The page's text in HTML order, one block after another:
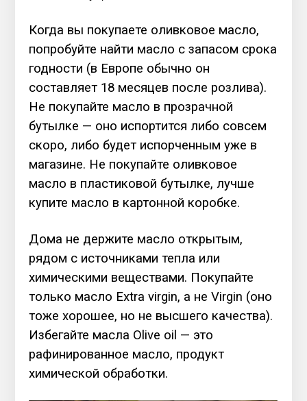
Когда вы покупаете оливковое масло,
попробуйте найти масло с запасом срока
годности (в Европе обычно он
составляет 18 месяцев после розлива).
Не покупайте масло в прозрачной
бутылке — оно испортится либо совсем
скоро, либо будет испорченным уже в
магазине. Не покупайте оливковое
масло в пластиковой бутылке, лучше
купите масло в картонной коробке.
Дома не держите масло открытым,
рядом с источниками тепла или
химическими веществами. Покупайте
только масло Extra virgin, а не Virgin (оно
тоже хорошее, но не высшего качества).
Избегайте масла Olive oil — это
рафинированное масло, продукт
химической обработки.